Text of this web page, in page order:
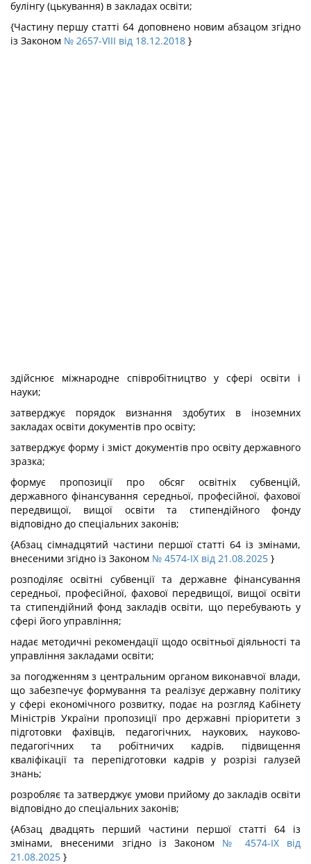
булінгу (цькування) в закладах освіти;
{Частину першу статті 64 доповнено новим абзацом згідно
із Законом № 2657-VIII від 18.12.2018 }
здійснює міжнародне співробітництво у сфері освіти і
науки;
затверджує порядок визнання здобутих в іноземних
закладах освіти документів про освіту;
затверджує форму і зміст документів про освіту державного
зразка;
формує пропозиції про обсяг освітніх субвенцій,
державного фінансування середньої, професійної, фахової
передвищої, вищої освіти та стипендійного фонду
відповідно до спеціальних законів;
{Абзац сімнадцятий частини першої статті 64 із змінами,
внесеними згідно із Законом № 4574-IX від 21.08.2025 }
розподіляє освітні субвенції та державне фінансування
середньої, професійної, фахової передвищої, вищої освіти
та стипендійний фонд закладів освіти, що перебувають у
сфері його управління;
надає методичні рекомендації щодо освітньої діяльності та
управління закладами освіти;
за погодженням з центральним органом виконавчої влади,
що забезпечує формування та реалізує державну політику
у сфері економічного розвитку, подає на розгляд Кабінету
Міністрів України пропозиції про державні пріоритети з
підготовки фахівців, педагогічних, наукових, науково-
педагогічних та робітничих кадрів, підвищення
кваліфікації та перепідготовки кадрів у розрізі галузей
знань;
розробляє та затверджує умови прийому до закладів освіти
відповідно до спеціальних законів;
{Абзац двадцять перший частини першої статті 64 із
змінами, внесеними згідно із Законом № 4574-IX від
21.08.2025 }